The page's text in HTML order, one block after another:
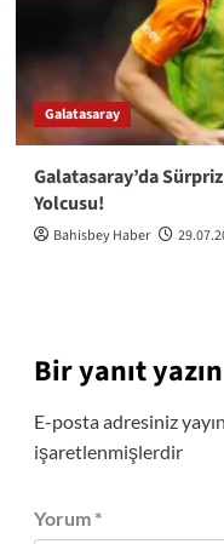
Galatasaray
Galatasaray’da
Yolcusu!
Bahisbey Haber
Bir yanıt yazın
E-posta adresiniz
işaretlenmişlerdir
Yorum *